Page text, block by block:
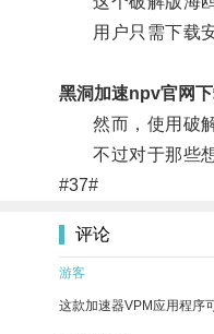
用户只需下载安
黑洞加速npv官网
然而，使用破解
不过对于那些想
#37#
评论
游客
这款加速器VPM应用程序